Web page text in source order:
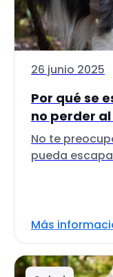
26 junio 2025
Por qué se
no perder
No te
pueda
Más